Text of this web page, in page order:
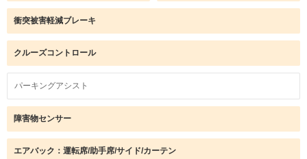
衝突被害軽減ブレーキ
クルーズコントロール
パーキングアシスト
障害物センサー
エアバック：運転席/助手席/サイド/カーテン